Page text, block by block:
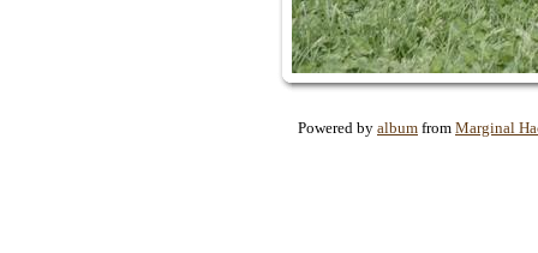
Powered by album from Marginal